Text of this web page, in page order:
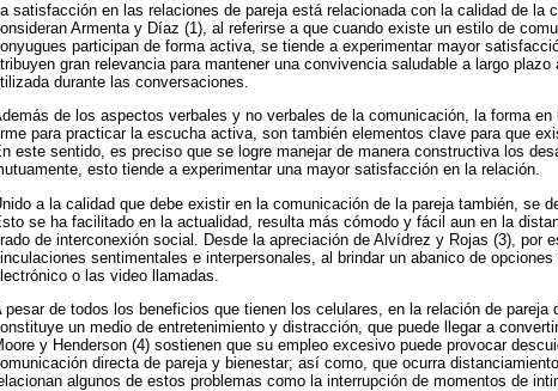
satisfacción en las relaciones de pareja está relacionada con la calidad de la
Armenta y Díaz (1), al referirse a que cuando existe un estilo de
participan de forma activa, se tiende a experimentar mayor
gran relevancia para mantener una convivencia saludable a largo
durante las conversaciones.
de los aspectos verbales y no verbales de la comunicación, la forma
para practicar la escucha activa, son también elementos clave para que
este sentido, es preciso que se logre manejar de manera constructiva los
esto tiende a experimentar una mayor satisfacción en la relación.
a la calidad que debe existir en la comunicación de la pareja también, se
se ha facilitado en la actualidad, resulta más cómodo y fácil aun en la
de interconexión social. Desde la apreciación de Alvídrez y Rojas (3), por
sentimentales e interpersonales, al brindar un abanico de
o las video llamadas.
pesar de todos los beneficios que tienen los celulares, en la relación de pareja
un medio de entretenimiento y distracción, que puede llegar a
y Henderson (4) sostienen que su empleo excesivo puede provocar
directa de pareja y bienestar; así como, que ocurra
algunos de estos problemas como la interrupción de momentos de